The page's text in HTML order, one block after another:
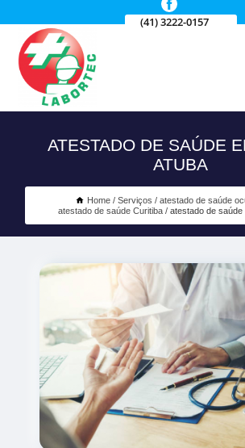
(41) 3222-0157
ATESTADO DE SAÚDE
ATUBA
Home Serviços
atestado de saúde
atestado de saúde Curitiba
atestado de saúde